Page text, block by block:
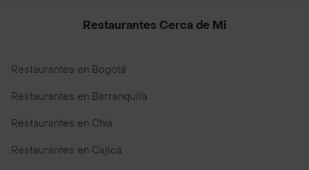
Restaurantes Cerca de Mi
Restaurantes en Bogotá
Restaurantes en Barranquilla
Restaurantes en Chía
Restaurantes en Cajicá